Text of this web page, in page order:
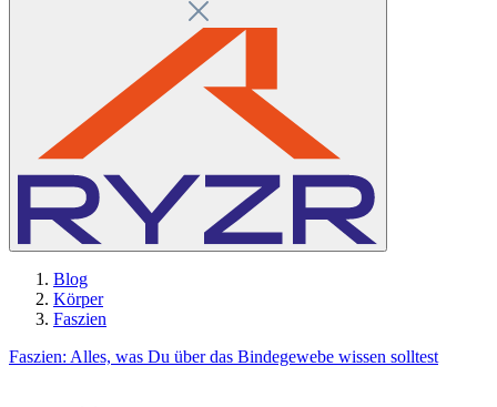
Blog
Körper
Faszien
Faszien: Alles, was Du über das Bindegewebe wissen solltest